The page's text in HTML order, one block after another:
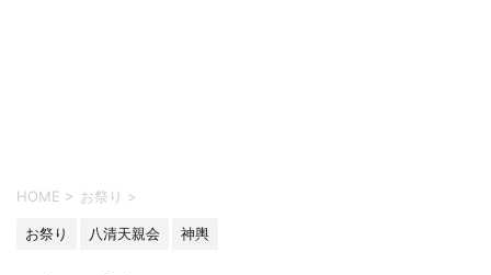
HOME > お祭り >
お祭り 八清天親会 神輿